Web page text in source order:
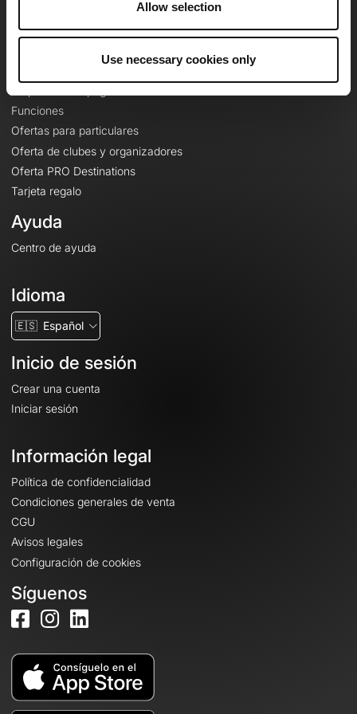
Allow selection
Use necessary cookies only
Le Mag'
Funciones
Ofertas para particulares
Oferta de clubes y organizadores
Oferta PRO Destinations
Tarjeta regalo
Ayuda
Centro de ayuda
Idioma
🇪🇸 Español
Inicio de sesión
Crear una cuenta
Iniciar sesión
Información legal
Política de confidencialidad
Condiciones generales de venta
CGU
Avisos legales
Configuración de cookies
Síguenos